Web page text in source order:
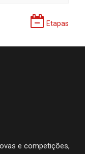
Etapas
e competições,